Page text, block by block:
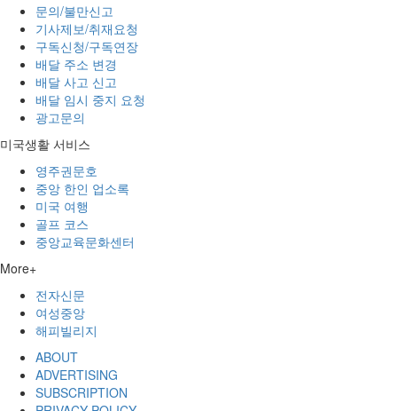
문의/불만신고
기사제보/취재요청
구독신청/구독연장
배달 주소 변경
배달 사고 신고
배달 임시 중지 요청
광고문의
미국생활 서비스
영주권문호
중앙 한인 업소록
미국 여행
골프 코스
중앙교육문화센터
More+
전자신문
여성중앙
해피빌리지
ABOUT
ADVERTISING
SUBSCRIPTION